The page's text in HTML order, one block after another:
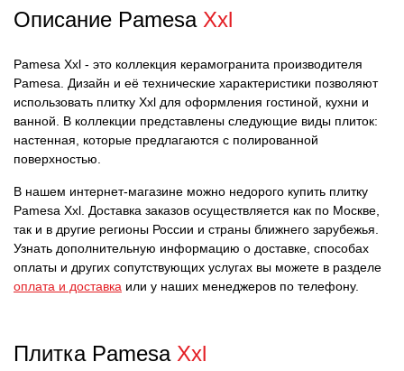
Описание Pamesa Xxl
Pamesa Xxl - это коллекция керамогранита производителя
Pamesa. Дизайн и её технические характеристики позволяют
использовать плитку Xxl для оформления гостиной, кухни и
ванной. В коллекции представлены следующие виды плиток:
настенная, которые предлагаются с полированной
поверхностью.
В нашем интернет-магазине можно недорого купить плитку
Pamesa Xxl. Доставка заказов осуществляется как по Москве,
так и в другие регионы России и страны ближнего зарубежья.
Узнать дополнительную информацию о доставке, способах
оплаты и других сопутствующих услугах вы можете в разделе
оплата и доставка или у наших менеджеров по телефону.
Плитка Pamesa Xxl